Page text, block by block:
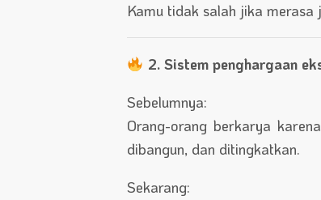
Kamu tidak salah jika
2. Sistem penghargaan
Sebelumnya:
Orang-orang berkarya
dibangun, dan ditingkatkan.
Sekarang: